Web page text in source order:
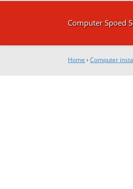
Computer Spoed
Home ›Computer